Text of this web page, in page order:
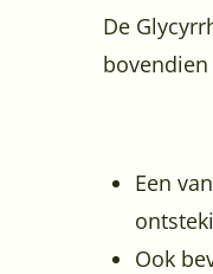
De
Een
Ook